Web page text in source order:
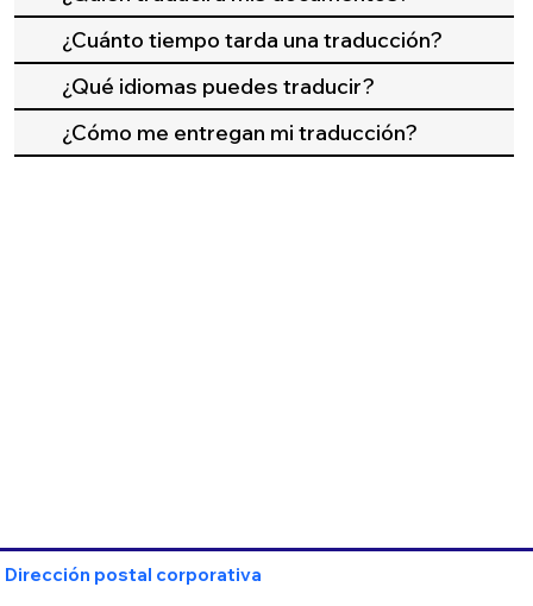
¿Cuánto tiempo tarda una traducción?
¿Qué idiomas puedes traducir?
¿Cómo me entregan mi traducción?
Dirección postal corporativa